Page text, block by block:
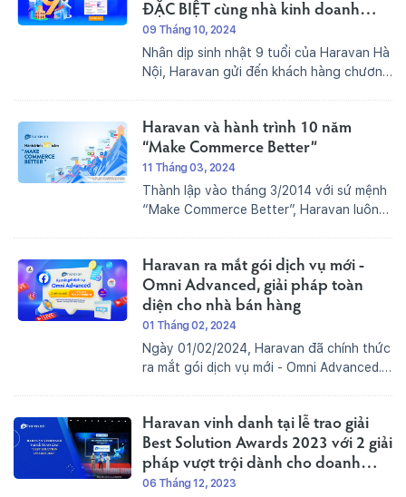
ĐẶC BIỆT cùng nhà kinh doanh
tăng tốc mùa Mega Sales
09 Tháng 10, 2024
Nhân dịp sinh nhật 9 tuổi của Haravan Hà
Nội, Haravan gửi đến khách hàng chương
các nhà kinh doanh trên hành...
Haravan và hành trình 10 năm
“Make Commerce Better”
11 Tháng 03, 2024
Thành lập vào tháng 3/2014 với sứ mệnh
“Make Commerce Better”, Haravan luôn
trưởng trong việc bán hàng đa kênh và
phát triển kinh...
Haravan ra mắt gói dịch vụ mới -
Omni Advanced, giải pháp toàn
diện cho nhà bán hàng
01 Tháng 02, 2024
Ngày 01/02/2024, Haravan đã chính thức
ra mắt gói dịch vụ mới - Omni Advanced.
doanh đa kênh từ Website, livestream
Facebook đến...
Haravan vinh danh tại lễ trao giải
Best Solution Awards 2023 với 2 giải
pháp vượt trội dành cho doanh
nghiệp
06 Tháng 12, 2023